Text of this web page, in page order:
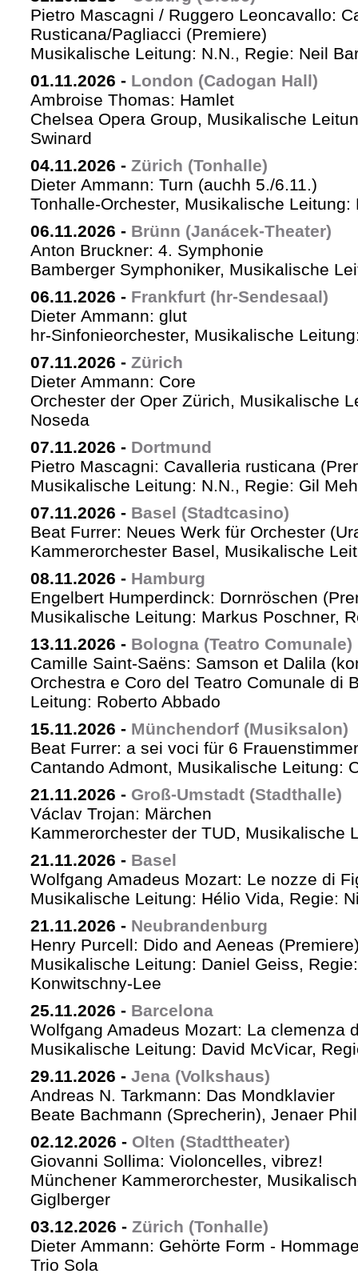
Pietro Mascagni / Ruggero Leoncavallo:
Rusticana/Pagliacci (Premiere)
Musikalische Leitung: N.N., Regie: Neil
01.11.2026 - London (Cadogan Hall)
Ambroise Thomas: Hamlet
Chelsea Opera Group, Musikalische
Swinard
04.11.2026 - Zürich (Tonhalle)
Dieter Ammann: Turn (auchh 5./6.11.)
Tonhalle-Orchester, Musikalische Leitung:
06.11.2026 - Brünn (Janácek-Theater)
Anton Bruckner: 4. Symphonie
Bamberger Symphoniker, Musikalische
06.11.2026 - Frankfurt (hr-Sendesaal)
Dieter Ammann: glut
hr-Sinfonieorchester, Musikalische
07.11.2026 - Zürich
Dieter Ammann: Core
Orchester der Oper Zürich, Musikalische
Noseda
07.11.2026 - Dortmund
Pietro Mascagni: Cavalleria rusticana
Musikalische Leitung: N.N., Regie: Gil
07.11.2026 - Basel (Stadtcasino)
Beat Furrer: Neues Werk für Orchester
Kammerorchester Basel, Musikalische
08.11.2026 - Hamburg
Engelbert Humperdinck: Dornröschen
Musikalische Leitung: Markus Poschner,
13.11.2026 - Bologna (Teatro Comunale)
Camille Saint-Saëns: Samson et Dalila
Orchestra e Coro del Teatro Comunale di
Leitung: Roberto Abbado
15.11.2026 - Münchendorf (Musiksalon)
Beat Furrer: a sei voci für 6
Cantando Admont, Musikalische Leitung:
21.11.2026 - Groß-Umstadt (Stadthalle)
Václav Trojan: Märchen
Kammerorchester der TUD, Musikalische
21.11.2026 - Basel
Wolfgang Amadeus Mozart: Le nozze di
Musikalische Leitung: Hélio Vida, Regie:
21.11.2026 - Neubrandenburg
Henry Purcell: Dido and Aeneas
Musikalische Leitung: Daniel Geiss,
Konwitschny-Lee
25.11.2026 - Barcelona
Wolfgang Amadeus Mozart: La clemenza
Musikalische Leitung: David McVicar,
29.11.2026 - Jena (Volkshaus)
Andreas N. Tarkmann: Das Mondklavier
Beate Bachmann (Sprecherin), Jenaer
02.12.2026 - Olten (Stadttheater)
Giovanni Sollima: Violoncelles, vibrez!
Münchener Kammerorchester,
Giglberger
03.12.2026 - Zürich (Tonhalle)
Dieter Ammann: Gehörte Form -
Trio Sola